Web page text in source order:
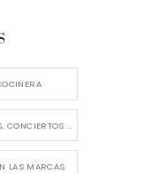
LAS MARCAS